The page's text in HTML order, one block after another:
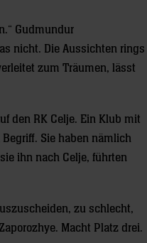
Gudmundur
nicht. Die Aussichten rings
zum Träumen, lässt
den RK Celje. Ein Klub mit
Sie haben nämlich
ihn nach Celje, führten
zu schlecht,
Macht Platz drei.